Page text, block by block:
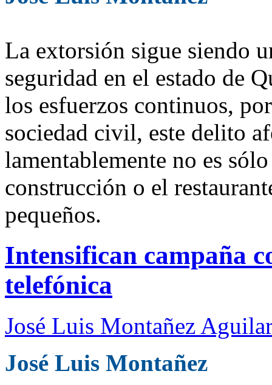
La extorsión sigue siendo
seguridad en el estado de
los esfuerzos continuos,
sociedad civil, este delito
lamentablemente no es
construcción o el
pequeños.
Intensifican campaña
telefónica
José Luis Montañez Aguilar
José Luis Montañez